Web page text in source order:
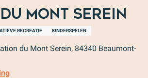
Mont Serein
RECREATIE KINDERSPELEN
du Mont Serein, 84340 Beaumont-